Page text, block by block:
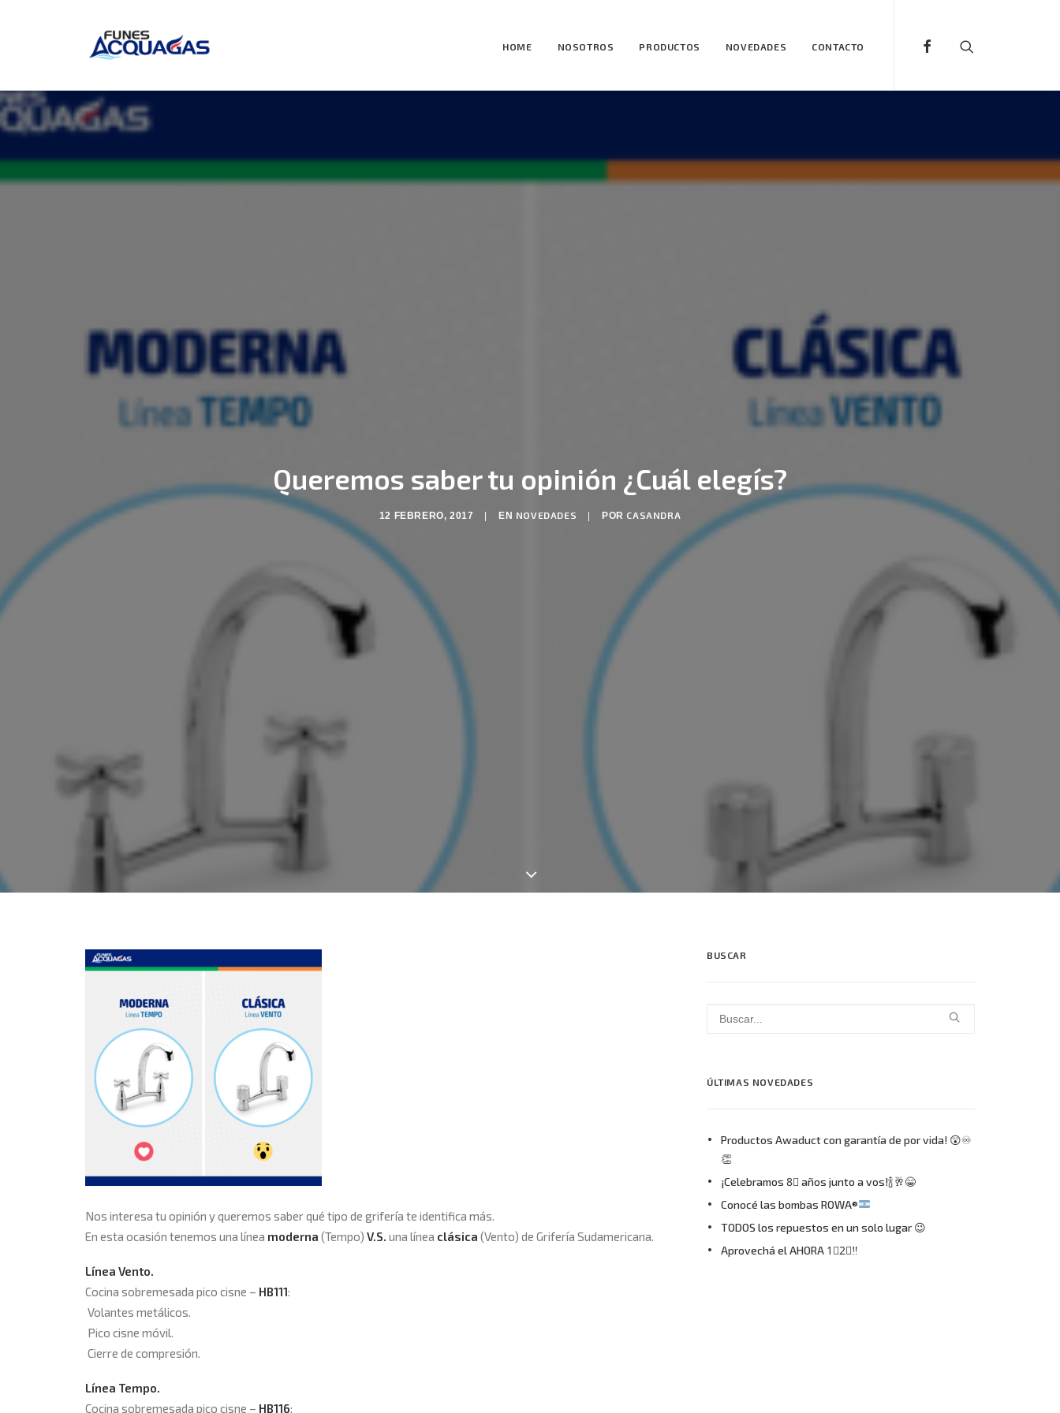
HOME NOSOTROS PRODUCTOS NOVEDADES CONTACTO
Queremos saber tu opinión ¿Cuál elegís?
12 FEBRERO, 2017 EN NOVEDADES POR CASANDRA
Nos interesa tu opinión y queremos saber qué tipo de grifería te identifica más.
En esta ocasión tenemos una línea moderna (Tempo) V.S. una línea clásica (Vento) de Grifería Sudamericana.
Línea Vento.
Cocina sobremesada pico cisne – HB111:
Volantes metálicos.
Pico cisne móvil.
Cierre de compresión.
Línea Tempo.
Cocina sobremesada pico cisne – HB116:
BUSCAR
ÚLTIMAS NOVEDADES
Productos Awaduct con garantía de por vida! 😲♾
👏
¡Celebramos 8⃣ años junto a vos!🍾🥂😁
Conocé las bombas ROWA®
TODOS los repuestos en un solo lugar 😉
Aprovechá el AHORA 1⃣2⃣‼